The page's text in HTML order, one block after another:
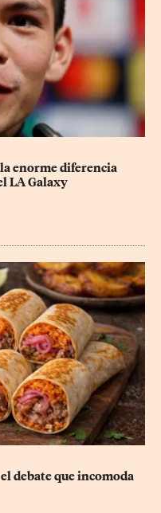
enorme diferencia
LA Galaxy
debate que incomoda